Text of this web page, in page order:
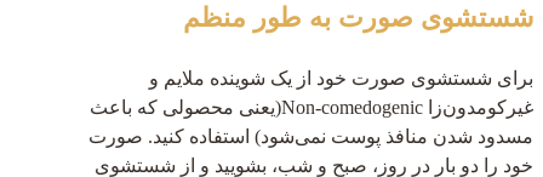
شستشوی صورت به طور منظم
برای شستشوی صورت خود از یک شوینده ملایم و
غیرکومدون‌زا Non-comedogenic(یعنی محصولی که باعث
مسدود شدن منافذ پوست نمی‌شود) استفاده کنید. صورت
خود را دو بار در روز، صبح و شب، بشویید و از شستشوی